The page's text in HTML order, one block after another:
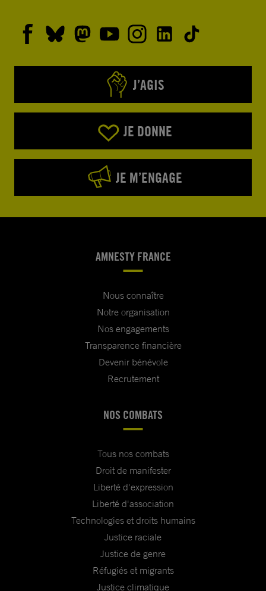
J’AGIS
JE DONNE
JE M’ENGAGE
AMNESTY FRANCE
Nous connaître
Notre organisation
Nos engagements
Transparence financière
Devenir bénévole
Recrutement
NOS COMBATS
Tous nos combats
Droit de manifester
Liberté d'expression
Liberté d'association
Technologies et droits humains
Justice raciale
Justice de genre
Réfugiés et migrants
Justice climatique